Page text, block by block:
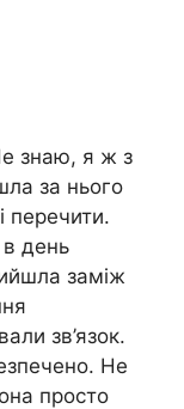
знаю, я ж з
за нього
перечити.
в день
заміж
зв’язок.
Не
просто